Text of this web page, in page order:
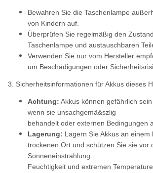
Bewahren Sie die Taschenlampe
von Kindern auf.
Überprüfen Sie regelmäßig den
Taschenlampe und austauschbaren
Verwenden Sie nur vom Hersteller
um Beschädigungen oder
3. Sicherheitsinformationen für Akkus dieses
Achtung: Akkus können gefährlich sein
wenn sie unsachgemä&szlig
behandelt oder externen Bedingungen
Lagerung: Lagern Sie Akkus an einem
trockenen Ort und schützen Sie sie vor
Sonneneinstrahlung
Feuchtigkeit und extremen